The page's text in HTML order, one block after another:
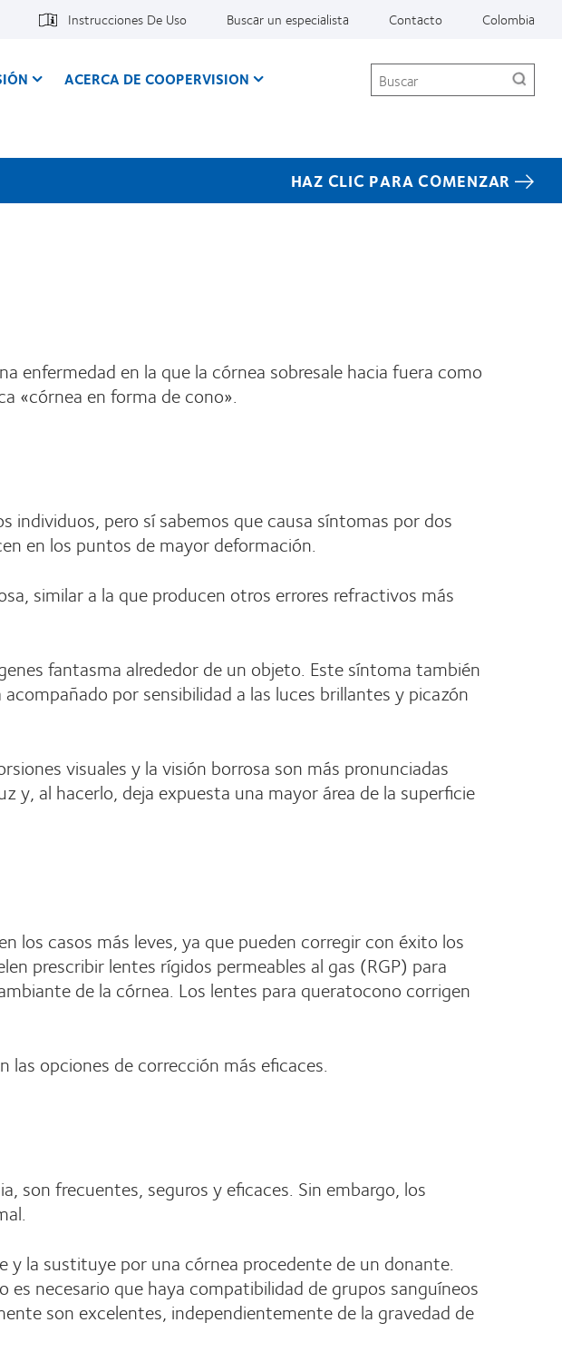
Instrucciones De Uso Buscar un especialista Contacto Colombia
ACERCA DE COOPERVISION Buscar
HAZ CLIC PARA COMENZAR
enfermedad en la que la córnea sobresale hacia fuera como
«córnea en forma de cono».
individuos, pero sí sabemos que causa síntomas por dos
en los puntos de mayor deformación.
similar a la que producen otros errores refractivos más
fantasma alrededor de un objeto. Este síntoma también
por sensibilidad a las luces brillantes y picazón
visuales y la visión borrosa son más pronunciadas
y, al hacerlo, deja expuesta una mayor área de la superficie
los casos más leves, ya que pueden corregir con éxito los
prescribir lentes rígidos permeables al gas (RGP) para
de la córnea. Los lentes para queratocono corrigen
las opciones de corrección más eficaces.
son frecuentes, seguros y eficaces. Sin embargo, los
la sustituye por una córnea procedente de un donante.
necesario que haya compatibilidad de grupos sanguíneos
son excelentes, independientemente de la gravedad de